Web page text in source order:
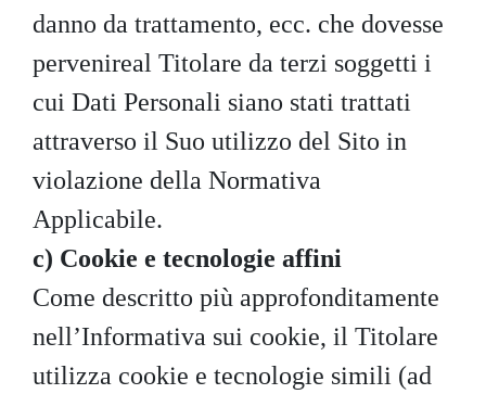
danno da trattamento, ecc. che dovesse
pervenireal Titolare da terzi soggetti i
cui Dati Personali siano stati trattati
attraverso il Suo utilizzo del Sito in
violazione della Normativa
Applicabile.
c) Cookie e tecnologie affini
Come descritto più approfonditamente
nell’Informativa sui cookie, il Titolare
utilizza cookie e tecnologie simili (ad